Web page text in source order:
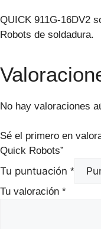
QUICK 911G-16DV2
Robots de soldadura.
No hay valoraciones
Sé el primero en
Quick Robots”
Tu puntuación *
Tu valoración *